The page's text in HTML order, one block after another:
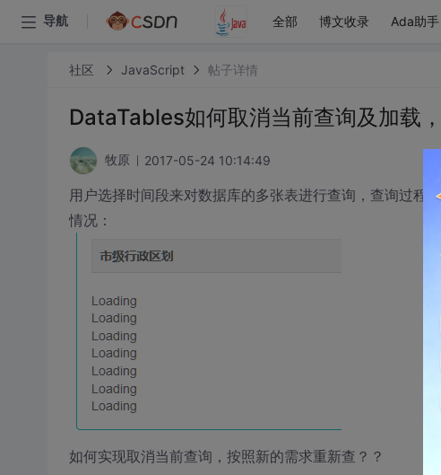
导航 全部 博文收录 Ada助手
社区 JavaScript 帖子详情
DataTables如何取消当前查询及加载
牧原 2017-05-24 10:14:49
用户选择时间段来对数据库的多张表进行查询，查询过程
情况：
如何实现取消当前查询，按照新的需求重新查？？